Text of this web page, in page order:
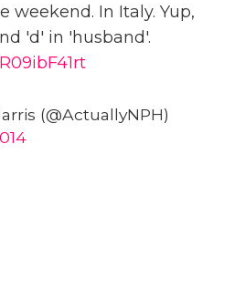
weekend. In Italy. Yup,
'd' in 'husband'.
(@ActuallyNPH)